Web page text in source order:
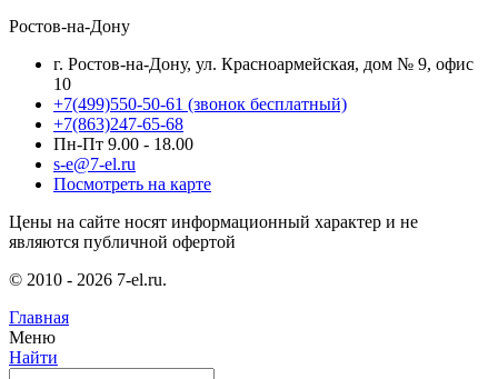
Ростов-на-Дону
г. Ростов-на-Дону, ул. Красноармейская, дом № 9, офис
10
+7(499)550-50-61 (звонок бесплатный)
+7(863)247-65-68
Пн-Пт 9.00 - 18.00
s-e@7-el.ru
Посмотреть на карте
Цены на сайте носят информационный характер и не
являются публичной офертой
© 2010 - 2026 7-el.ru.
Главная
Меню
Найти